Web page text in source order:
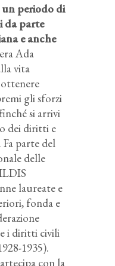
periodo di
da parte
e anche
Ada
vita
gli sforzi
si arrivi
dei diritti e
parte del
delle
laureate e
fonda e
i diritti civili
1935).
con la